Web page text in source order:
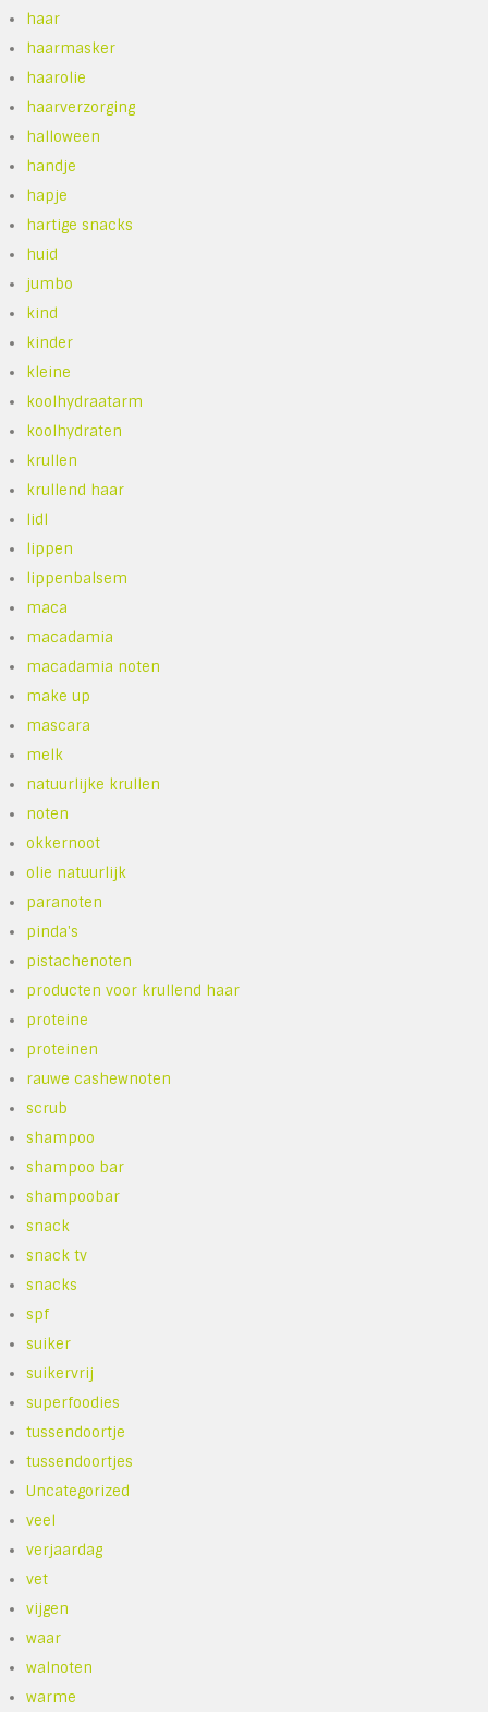
haar
haarmasker
haarolie
haarverzorging
halloween
handje
hapje
hartige snacks
huid
jumbo
kind
kinder
kleine
koolhydraatarm
koolhydraten
krullen
krullend haar
lidl
lippen
lippenbalsem
maca
macadamia
macadamia noten
make up
mascara
melk
natuurlijke krullen
noten
okkernoot
olie natuurlijk
paranoten
pinda's
pistachenoten
producten voor krullend haar
proteine
proteinen
rauwe cashewnoten
scrub
shampoo
shampoo bar
shampoobar
snack
snack tv
snacks
spf
suiker
suikervrij
superfoodies
tussendoortje
tussendoortjes
Uncategorized
veel
verjaardag
vet
vijgen
waar
walnoten
warme